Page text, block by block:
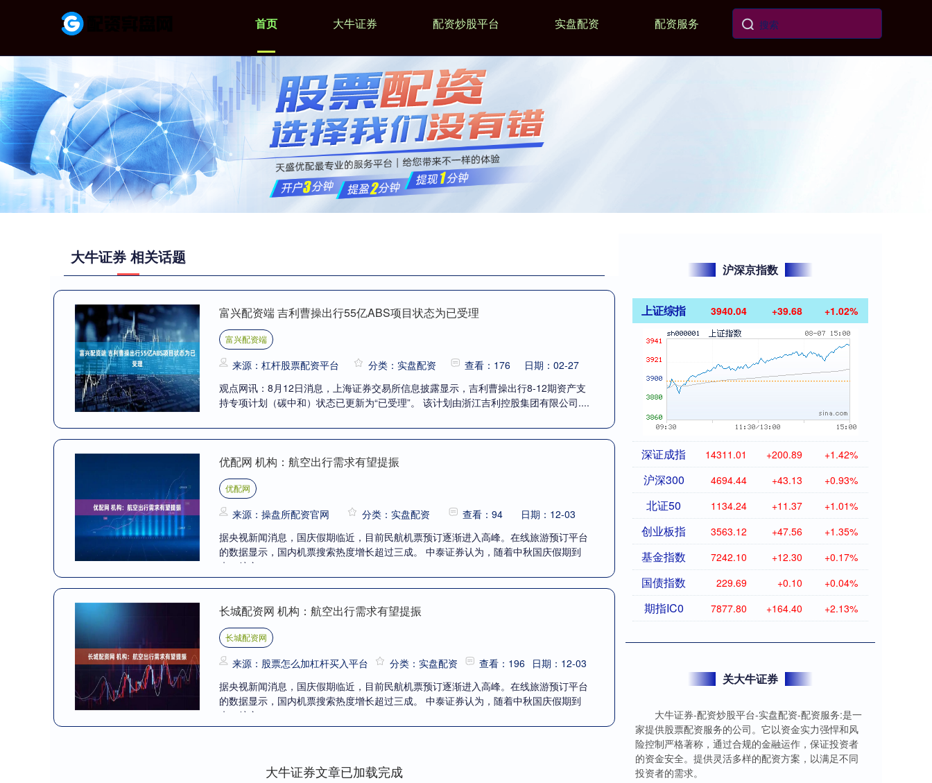
首页 大牛证券 配资炒股平台 实盘配资 配资服务
大牛证券 相关话题
富兴配资端 吉利曹操出行55亿ABS项目状态为已受理
富兴配资端
来源：杠杆股票配资平台 分类：实盘配资 查看：176
日期：02-27
观点网讯：8月12日消息，上海证券交易所信息披露显示，吉利曹操出行8-12期资产支
持专项计划（碳中和）状态已更新为“已受理”。 该计划由浙江吉利控股集团有限公司....
优配网 机构：航空出行需求有望提振
优配网
来源：操盘所配资官网 分类：实盘配资 查看：94
日期：12-03
据央视新闻消息，国庆假期临近，目前民航机票预订逐渐进入高峰。在线旅游预订平台
的数据显示，国内机票搜索热度增长超过三成。 中泰证券认为，随着中秋国庆假期到
来，航空....
长城配资网 机构：航空出行需求有望提振
长城配资网
来源：股票怎么加杠杆买入平台 分类：实盘配资 查看：196
日期：12-03
据央视新闻消息，国庆假期临近，目前民航机票预订逐渐进入高峰。在线旅游预订平台
的数据显示，国内机票搜索热度增长超过三成。 中泰证券认为，随着中秋国庆假期到
来，航空....
大牛证券文章已加载完成
沪深京指数
上证综指 3940.04 +39.68 +1.02%
深证成指 14311.01 +200.89 +1.42%
沪深300 4694.44 +43.13 +0.93%
北证50 1134.24 +11.37 +1.01%
创业板指 3563.12 +47.56 +1.35%
基金指数 7242.10 +12.30 +0.17%
国债指数 229.69 +0.10 +0.04%
期指IC0 7877.80 +164.40 +2.13%
关大牛证券
大牛证券-配资炒股平台-实盘配资-配资服务:是一
家提供股票配资服务的公司。它以资金实力强悍和风
险控制严格著称，通过合规的金融运作，保证投资者
的资金安全。提供灵活多样的配资方案，以满足不同
投资者的需求。